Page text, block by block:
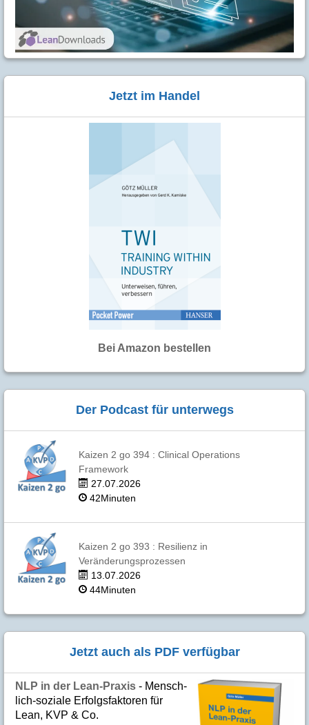
Jetzt im Handel
Bei Amazon bestellen
Der Podcast für unterwegs
Kaizen 2 go 394 : Clinical Operations
Framework
27.07.2026
42Minuten
Kaizen 2 go 393 : Resilienz in
Veränderungsprozessen
13.07.2026
44Minuten
Jetzt auch als PDF verfügbar
NLP in der Lean-Praxis - Mensch­
lich-soziale Er­folgs­fak­to­ren für
Lean, KVP & Co.